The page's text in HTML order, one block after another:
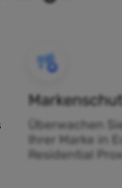
Überwachen
Ihrer Marke in
Residential